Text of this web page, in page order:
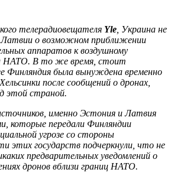
телерадиовещателя Yle , Украина не
о возможном приближении
аппаратов к воздушному
НАТО. В то же время, стоит
Финляндия была вынуждена временно
после сообщений о дронах,
этой страной.
именно Эстония и Латвия
которые передали Финляндии
угрозе со стороны
этих государств подчеркнули, что не
предварительных уведомлений о
дронов вблизи границ НАТО.